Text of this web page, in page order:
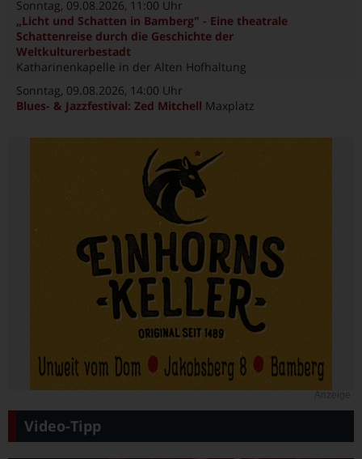
Sonntag, 09.08.2026, 11:00 Uhr
„Licht und Schatten in Bamberg" - Eine theatrale
Schattenreise durch die Geschichte der
Weltkulturerbestadt
Katharinenkapelle in der Alten Hofhaltung
Sonntag, 09.08.2026, 14:00 Uhr
Blues- & Jazzfestival: Zed Mitchell Maxplatz
Video-Tipp